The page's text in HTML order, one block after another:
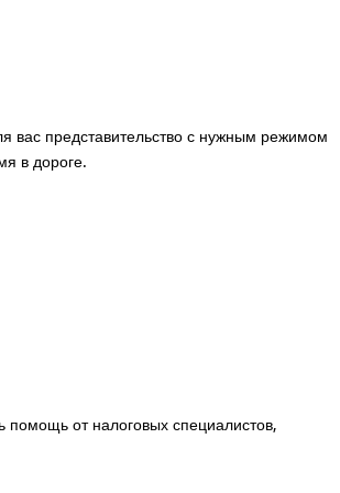
вас представительство с нужным режимом
в дороге.
помощь от налоговых специалистов,